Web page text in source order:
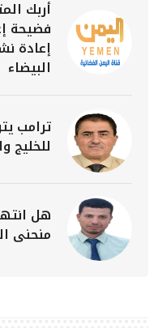
أربك
فضيحة
إعادة
البيضاء
ترامب
للخليج
هل
منحنى